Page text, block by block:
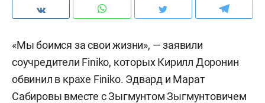
«Мы боимся за свои жизни», — заявили
соучредители Finiko, которых Кирилл Доронин
обвинил в крахе Finiko. Эдвард и Марат
Сабировы вместе с Зыгмунтом Зыгмунтовичем